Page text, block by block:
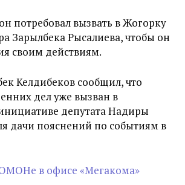
потребовал вызвать в Жогорку
Зарылбека Рысалиева, чтобы он
своим действиям.
Келдибеков сообщил, что
дел уже вызван в
депутата Надиры
дачи пояснений по событиям в
в офисе «Мегакома»